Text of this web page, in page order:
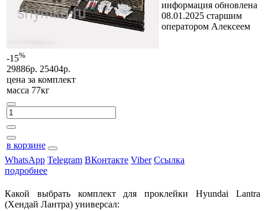
-15%
29886р. 25404р.
цена за комплект
масса 77кг
в корзине
информация обновлена
08.01.2025 старшим
оператором Алексеем
WhatsApp Telegram ВКонтакте Viber Ссылка
подробнее
Какой выбрать комплект для проклейки Hyundai Lantra
(Хендай Лантра) универсал: